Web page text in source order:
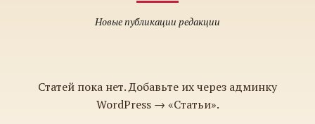
Новые публикации редакции
Статей пока нет. Добавьте их через админку
WordPress → «Статьи».